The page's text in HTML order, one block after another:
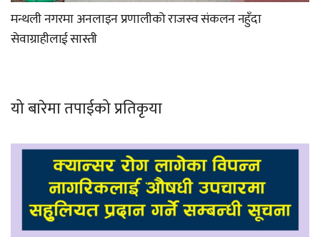
मन्थली नगरमा अनलाइन प्रणालीको राजस्व संकलन नहुँदा
सेवाग्राहीलाई सास्ती
यो बारेमा तपाईको प्रतिकृया